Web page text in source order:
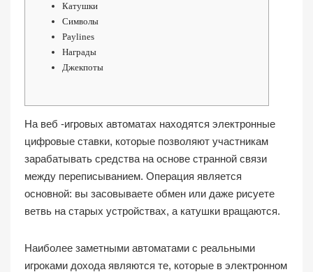
Катушки
Символы
Paylines
Награды
Джекпоты
На веб -игровых автоматах находятся электронные
цифровые ставки, которые позволяют участникам
зарабатывать средства на основе странной связи
между переписыванием. Операция является
основной: вы засовываете обмен или даже рисуете
ветвь на старых устройствах, а катушки вращаются.
Наиболее заметными автоматами с реальными
игроками дохода являются те, которые в электронном